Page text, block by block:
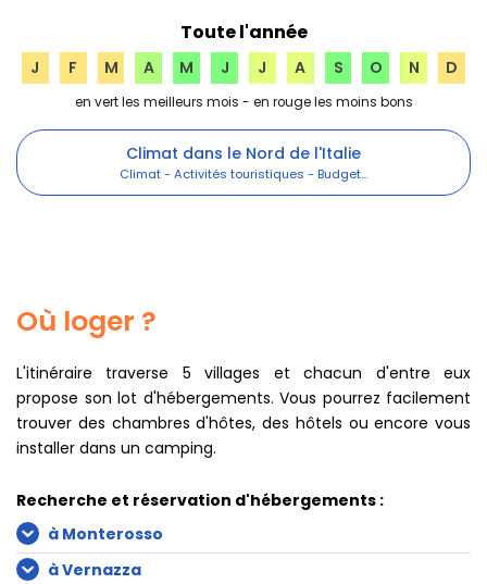
Toute l'année
J F M A M J J A S O N D
Climat dans le Nord de l'Italie
Où loger ?
L'itinéraire traverse 5 villages et chacun d'entre eux
propose son lot d'hébergements. Vous pourrez facilement
trouver des chambres d'hôtes, des hôtels ou encore vous
installer dans un camping.
Recherche et réservation d'hébergements :
à Monterosso
à Vernazza